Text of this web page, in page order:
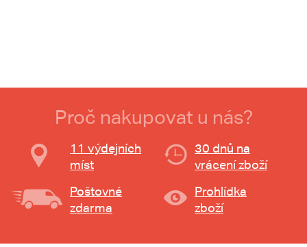
Proč nakupovat u nás?
11 výdejních
míst
30 dnů na
vrácení zboží
Poštovné
zdarma
Prohlídka
zboží